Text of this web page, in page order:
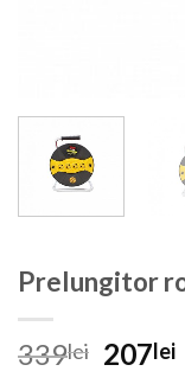
Prelungitor
339lei Prețul
207lei